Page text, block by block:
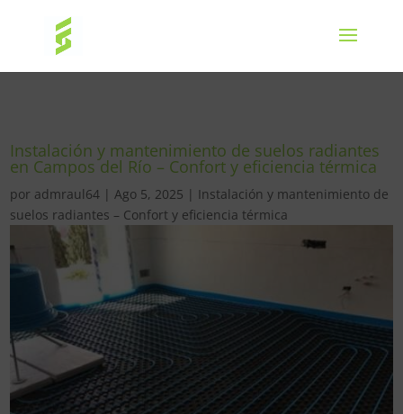
Instalación y mantenimiento de suelos radiantes
en Campos del Río – Confort y eficiencia térmica
por admraul64 |Ago 5, 2025 | Instalación y mantenimiento de
suelos radiantes – Confort y eficiencia térmica